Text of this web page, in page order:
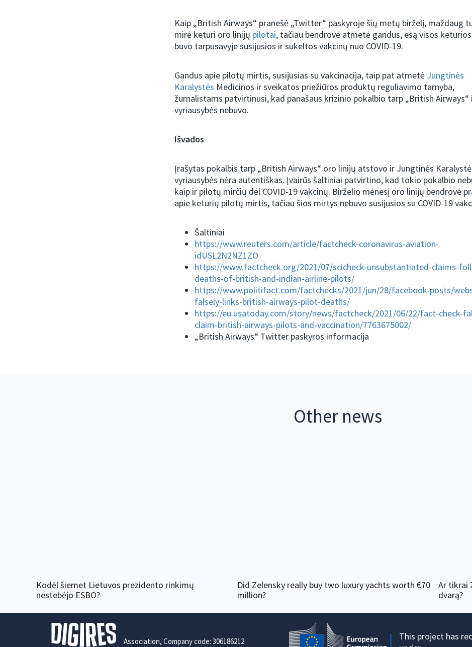
Kaip „British Airways“ pranešė „Twitter“ paskyroje šių metų birželį, maždaug
mirė keturi oro linijų pilotai, tačiau bendrovė atmetė gandus, esą visos
buvo tarpusavyje susijusios ir sukeltos vakcinų nuo COVID-19.
Gandus apie pilotų mirtis, susijusias su vakcinacija, taip pat atmetė Jungtinės
Karalystės Medicinos ir sveikatos priežiūros produktų reguliavimo tarnyba,
žurnalistams patvirtinusi, kad panašaus krizinio pokalbio tarp „British Airways“
vyriausybės nebuvo.
Išvados
Įrašytas pokalbis tarp „British Airways“ oro linijų atstovo ir Jungtinės
vyriausybės nėra autentiškas. Įvairūs šaltiniai patvirtino, kad tokio pokalbio
kaip ir pilotų mirčių dėl COVID-19 vakcinų. Birželio mėnesį oro linijų bendrovė
apie keturių pilotų mirtis, tačiau šios mirtys nebuvo susijusios su COVID-19
Šaltiniai
https://www.reuters.com/article/factcheck-coronavirus-aviation-
idUSL2N2NZ1ZO
https://www.factcheck.org/2021/07/scicheck-unsubstantiated-claims-
deaths-of-british-and-indian-airline-pilots/
https://www.politifact.com/factchecks/2021/jun/28/facebook-posts/
falsely-links-british-airways-pilot-deaths/
https://eu.usatoday.com/story/news/factcheck/2021/06/22/fact-check-
claim-british-airways-pilots-and-vaccination/7763675002/
„British Airways“ Twitter paskyros informacija
Other news
Kodėl šiemet Lietuvos prezidento rinkimų
nestebėjo ESBO?
Did Zelensky really buy two luxury yachts worth €70
million?
Ar tikrai
dvarą?
Association, Company code: 306186212
This project has